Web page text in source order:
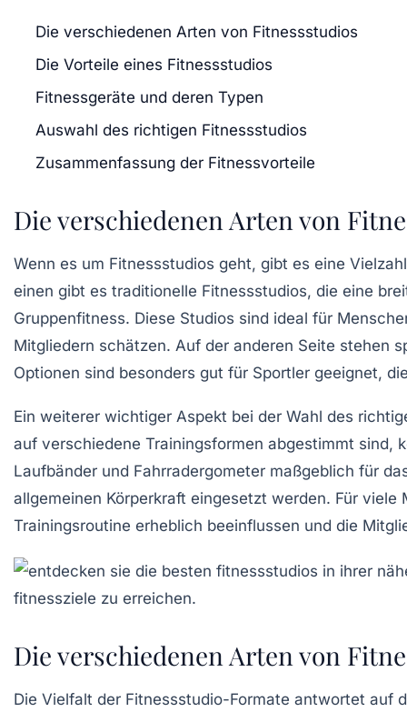
Die verschiedenen Arten von Fitnessstudios
Die Vorteile eines Fitnessstudios
Fitnessgeräte und deren Typen
Auswahl des richtigen Fitnessstudios
Zusammenfassung der Fitnessvorteile
Die verschiedenen Arten von
Wenn es um Fitnessstudios geht, gibt es eine
einen gibt es traditionelle Fitnessstudios, die eine
Gruppenfitness. Diese Studios sind ideal für
Mitgliedern schätzen. Auf der anderen Seite stehen
Optionen sind besonders gut für Sportler geeignet,
Ein weiterer wichtiger Aspekt bei der Wahl des
auf verschiedene Trainingsformen abgestimmt
Laufbänder und Fahrradergometer maßgeblich für
allgemeinen Körperkraft eingesetzt werden. Für
Trainingsroutine erheblich beeinflussen und die
Die verschiedenen Arten von
Die Vielfalt der Fitnessstudio-Formate antwortet auf